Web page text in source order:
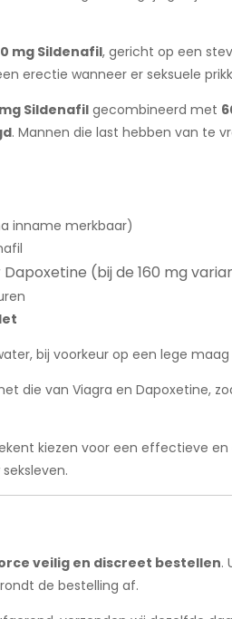
mg Sildenafil, gericht op een
erectie wanneer er seksuele
Sildenafil gecombineerd met
. Mannen die last hebben van te
inname merkbaar)
(bij de 160 mg
bij voorkeur op een lege
die van Viagra en Dapoxetine,
kiezen voor een effectieve
veilig en discreet bestellen.
de bestelling af.